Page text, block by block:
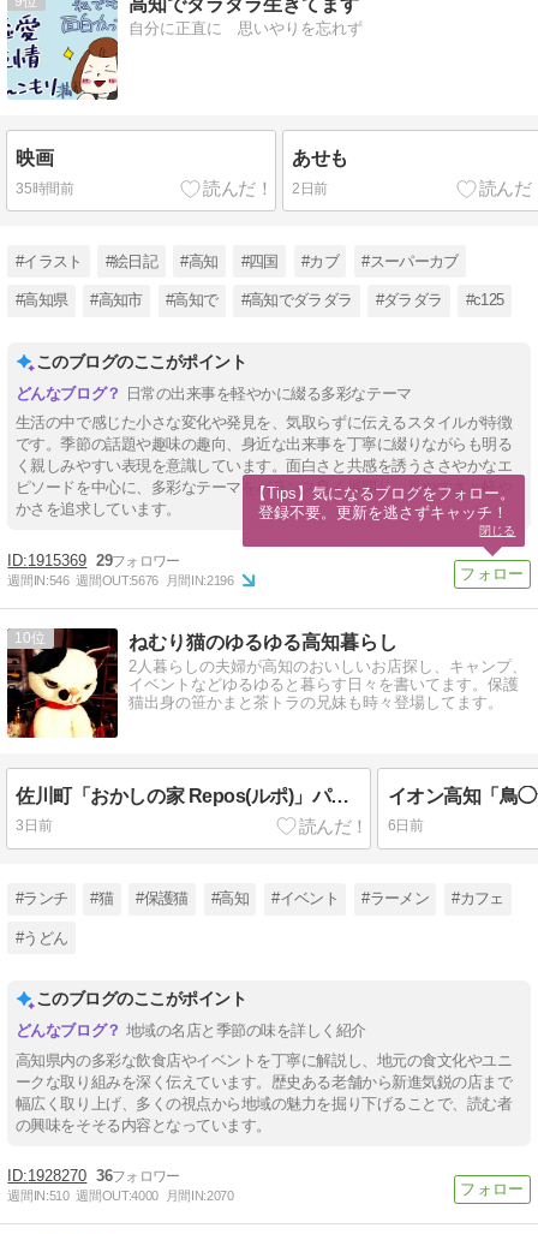
高知でダラダラ生きてます
自分に正直に 思いやりを忘れず
映画
35時間前
あせも
2日前
#イラスト #絵日記 #高知 #四国 #カブ #スーパーカブ
#高知県 #高知市 #高知で #高知でダラダラ #ダラダラ #c125
このブログのここがポイント
日常の出来事を軽やかに綴る多彩なテーマ
生活の中で感じた小さな変化や発見を、気取らずに伝えるスタイルが特徴
です。季節の話題や趣味の趣向、身近な出来事を丁寧に綴りながらも明る
く親しみやすい表現を意識しています。面白さと共感を誘うささやかなエ
ピソードを中心に、多彩なテーマをバランス良く展開し、見やすさと軽や
かさを追求しています。
1915369 29
週間IN:546 週間OUT:5676 月間IN:2196
10 ねむり猫のゆるゆる高知暮らし
2人暮らしの夫婦が高知のおいしいお店探し、キャンプ、
イベントなどゆるゆると暮らす日々を書いてます。保護
猫出身の笹かまと茶トラの兄妹も時々登場してます。
佐川町「おかしの家 Repos(ルポ)」パティシエが作るかき氷、生ショコラといちごミルク
3日前 6日前
#ランチ #猫 #保護猫 #高知 #イベント #ラーメン #カフェ
#うどん
このブログのここがポイント
地域の名店と季節の味を詳しく紹介
高知県内の多彩な飲食店やイベントを丁寧に解説し、地元の食文化やユニ
ークな取り組みを深く伝えています。歴史ある老舗から新進気鋭の店まで
幅広く取り上げ、多くの視点から地域の魅力を掘り下げることで、読む者
の興味をそそる内容となっています。
1928270 36
週間IN:510 週間OUT:4000 月間IN:2070
【Tips】気になるブログをフォロー。
登録不要。更新を逃さずキャッチ！
閉じる